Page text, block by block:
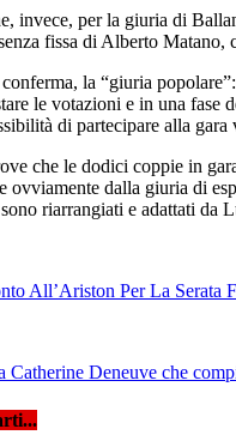
invece, per la giuria di
fissa di Alberto
la “giuria
le votazioni e in una fase
di partecipare alla
che le dodici coppie in
ovviamente dalla giuria di
riarrangiati e adattati da
All’Ariston Per La Serata
Catherine Deneuve che